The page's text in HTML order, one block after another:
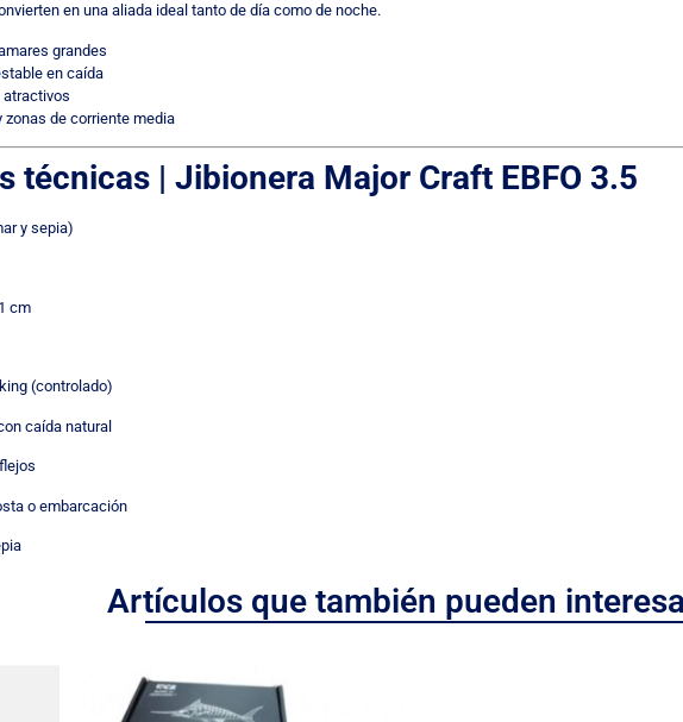
en una aliada ideal tanto de día como de noche.
grandes
en caída
atractivos
zonas de corriente media
técnicas | Jibionera Major Craft EBFO 3.5
y sepia)
cm
(controlado)
caída natural
o embarcación
Artículos que también pueden